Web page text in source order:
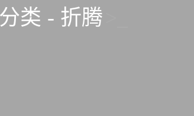
分类 - 折腾